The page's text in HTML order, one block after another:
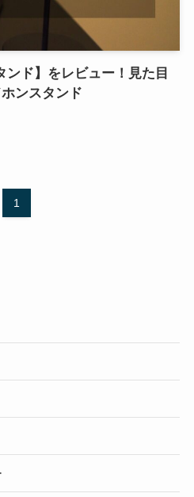
ンド】をレビュー！見た目
ンスタンド
1